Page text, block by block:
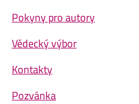
Pokyny pro autory
Vědecký výbor
Kontakty
Pozvánka